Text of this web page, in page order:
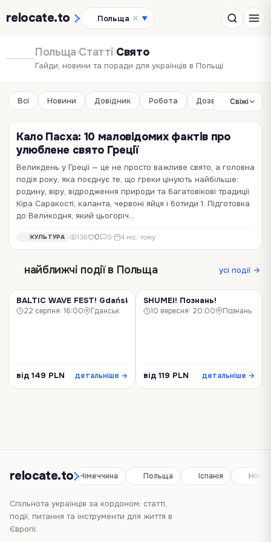
relocate.to Польща ▼
Польща›Статті›Свято
Гайди, новини та поради для українців в Польщі
Всі Новини Довідник Робота ДозвілляСвіжі
Кало Пасха: 10 маловідомих фактів про
улюблене свято Греції
Великдень у Греції — це не просто важливе свято, а головна
подія року, яка поєднує те, що греки цінують найбільше:
родину, віру, відродження природи та багатовікові традиції.
Кіра Саракості, каланта, червоні яйця і ботиди 1. Підготовка
до Великодня, який цьогоріч…
КУЛЬТУРА 136 0 0· 4 міс. тому
найближчі події в Польща усі події →
КОНЦЕРТ
BALTIC WAVE FEST! Gdańsk!
22 серпня· 16:00 Гданськ
від 149 PLN детальніше →
КОНЦЕРТ
SHUMEI! Познань!
10 вересня· 20:00 Познань
від 119 PLN детальніше →
relocate.to
Іспанія Німеччина Польща Іспанія
Спільнота українців за кордоном: статті,
події, питання та інструменти для життя в
Європі.